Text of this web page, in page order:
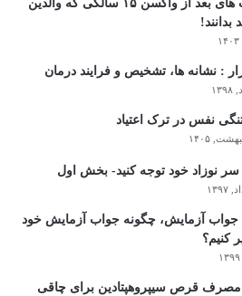
مراقبت های بعد از واکسن ۱۵ سالگی که والدین
بدانند!
: نشانه ها، تشخیص و فرایند درمان
نفس در ترک اعتیاد
نوزاد خود توجه کنید- بخش اول
جواب آزمایش، چگونه جواب آزمایش خود
کنیم؟
قرص سیپروهپتادین برای چاقی